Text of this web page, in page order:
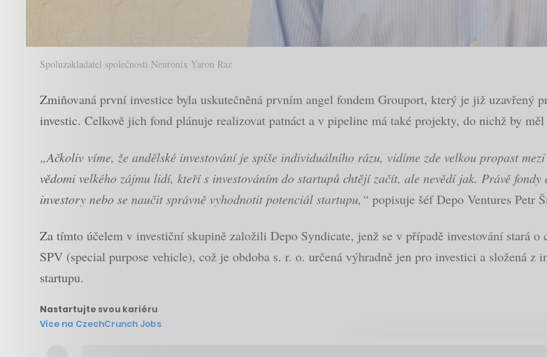
Spoluzakladatel společnosti Neuronix Yaron Raz
Zmiňovaná první investice byla uskutečněná prvním angel fondem Grouport, který je již uzavřený
investic. Celkově jich fond plánuje realizovat patnáct a v pipeline má také projekty, do nichž by
„Ačkoliv víme, že andělské investování je spíše individuálního rázu, vidíme zde velkou propast
vědomi velkého zájmu lidí, kteří s investováním do startupů chtějí začít, ale nevědí jak. Právě
investory nebo se naučit správně vyhodnotit potenciál startupu,“ popisuje šéf Depo Ventures Petr
Za tímto účelem v investiční skupině založili Depo Syndicate, jenž se v případě investování stará
SPV (special purpose vehicle), což je obdoba s. r. o. určená výhradně jen pro investici a složená
startupu.
Nastartujte svou kariéru
Více na CzechCrunch Jobs